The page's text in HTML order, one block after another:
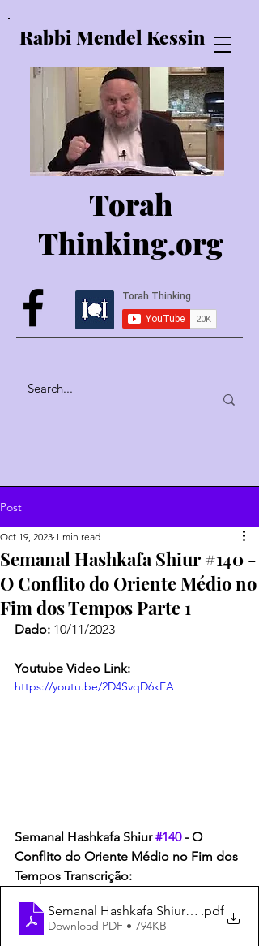
Rabbi Mendel Kessin
Torah
Thinking.org
Post
Semanal Hashkafa Shiur #140 -
O Conflito do Oriente Médio no
Fim dos Tempos Parte 1
Oct 19, 2023 1 min read
Dado: 10/11/2023
Youtube Video Link:
https://youtu.be/2D4SvqD6kEA
Semanal Hashkafa Shiur #140 - O
Conflito do Oriente Médio no Fim dos
Tempos Transcrição:
Semanal Hashkafa Shiur 140
.pdf
Download PDF • 794KB